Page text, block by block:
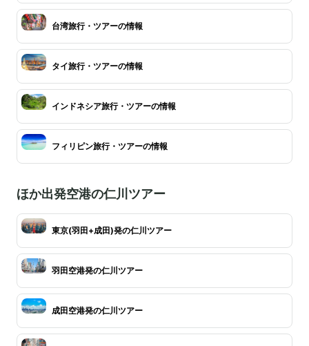
台湾旅行・ツアーの情報
タイ旅行・ツアーの情報
インドネシア旅行・ツアーの情報
フィリピン旅行・ツアーの情報
ほか出発空港の仁川ツアー
東京(羽田+成田)発の仁川ツアー
羽田空港発の仁川ツアー
成田空港発の仁川ツアー